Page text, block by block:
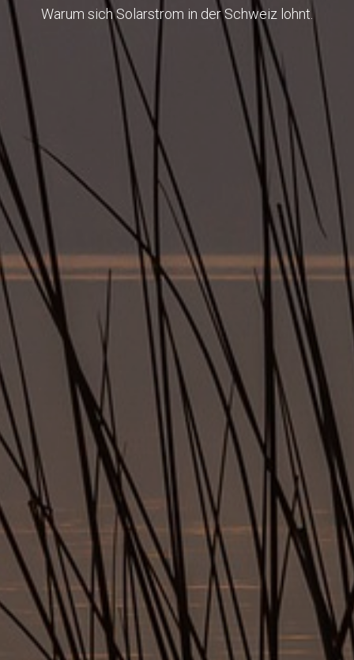
Warum sich Solarstrom in der Schweiz lohnt.